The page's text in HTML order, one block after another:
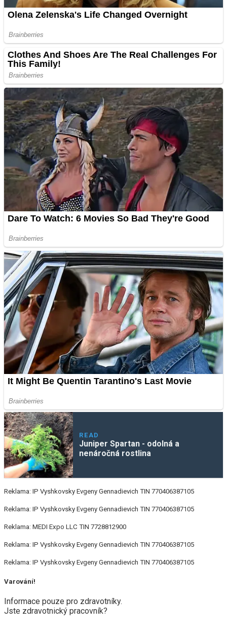
READ
Juniper Spartan - odolná a
nenáročná rostlina
Reklama: IP Vyshkovsky Evgeny Gennadievich TIN 770406387105
Reklama: IP Vyshkovsky Evgeny Gennadievich TIN 770406387105
Reklama: MEDI Expo LLC TIN 7728812900
Reklama: IP Vyshkovsky Evgeny Gennadievich TIN 770406387105
Reklama: IP Vyshkovsky Evgeny Gennadievich TIN 770406387105
Varování!
Informace pouze pro zdravotníky.
Jste zdravotnický pracovník?